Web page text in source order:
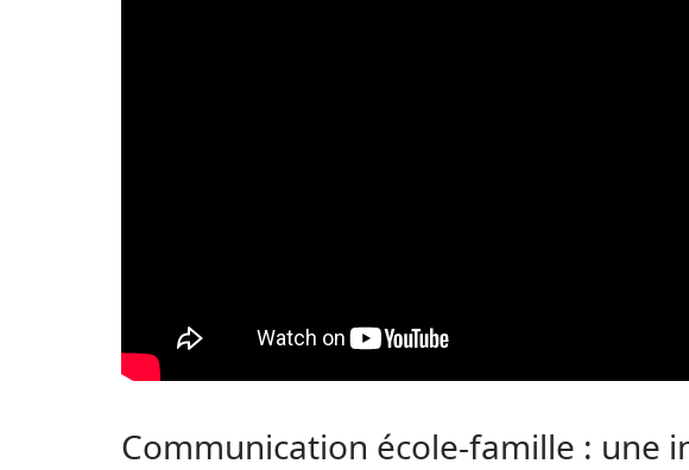
Communication école-famille : une